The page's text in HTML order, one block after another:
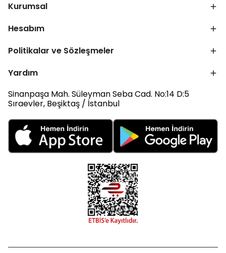
Kurumsal
Hesabım
Politikalar ve Sözleşmeler
Yardım
Sinanpaşa Mah. Süleyman Seba Cad. No:14 D:5
Sıraevler, Beşiktaş / İstanbul